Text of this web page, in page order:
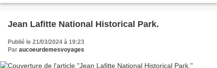
Jean Lafitte National Historical Park.
Publié le 21/03/2024 à 19:23
Par aucoeurdemesvoyages